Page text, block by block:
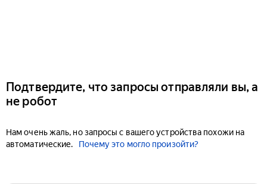
Подтвердите, что запросы отправляли вы, а
не робот
Нам очень жаль, но запросы с вашего устройства похожи на
автоматические.
Почему это могло произойти?